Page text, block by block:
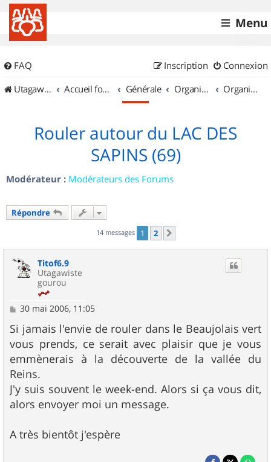
Menu
FAQ Connexion
Inscription
UtagawaVTT (Randos VTT et VTTAE avec traces GPS)
Accueil forum Générale Organisation de sorties & Recherche de partenaires Organisation de sorties en région Rhône Alpes
Rouler autour du LAC DES
SAPINS (69)
Modérateur : Modérateurs des Forums
Répondre
14 messages 1 2
Titof6.9
Utagawiste
gourou
M
s
s
a
g
e
30 mai 2006, 11:05
Si jamais l'envie de rouler dans le Beaujolais vert
vous prends, ce serait avec plaisir que je vous
emmènerais à la découverte de la vallée du
Reins.
J'y suis souvent le week-end. Alors si ça vous dit,
alors envoyer moi un message.
A très bientôt j'espère